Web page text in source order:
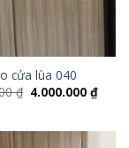
cửa lùa 040
₫ 4.000.000₫